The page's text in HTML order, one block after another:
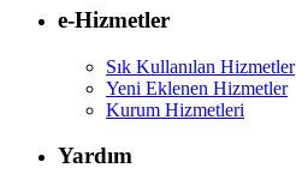
e-Hizmetler
Sık Kullanılan Hizmetler
Yeni Eklenen Hizmetler
Kurum Hizmetleri
Yardım